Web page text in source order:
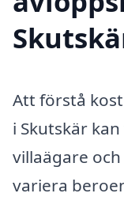
Att förstå
i Skutskär
villaägare
variera